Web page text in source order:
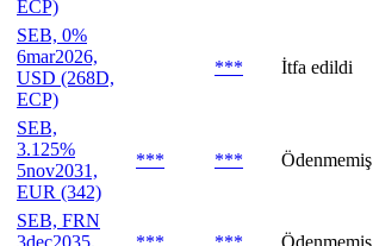
ECP)
SEB, 0%
6mar2026,
USD (268D,
ECP)
*** İtfa edildi
SEB,
3.125%
5nov2031,
EUR (342)
*** *** Ödenmemiş
SEB, FRN
3dec2035,
*** *** Ödenmemiş